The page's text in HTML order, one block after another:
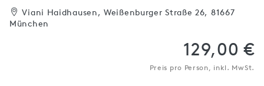
Viani Haidhausen, Weißenburger Straße 26, 81667
München
129,00 €
Preis pro Person, inkl. MwSt.